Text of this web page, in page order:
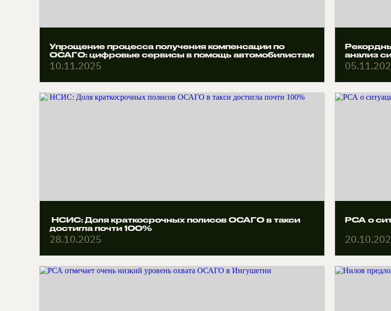
Упрощение процесса получения компенсации по
ОСАГО: цифровые сервисы в помощь автомобилистам
10.11.2025
анализ
НСИС: Доля краткосрочных полисов ОСАГО в такси
достигла почти 100%
28.10.2025
РСА о